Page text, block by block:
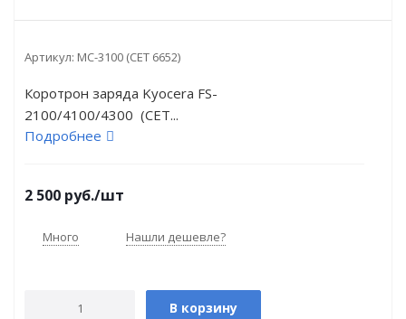
Артикул: MC-3100 (CET 6652)
Коротрон заряда Kyocera FS-
2100/4100/4300 (CET...
Подробнее
2 500 руб./шт
Много Нашли дешевле?
В корзину